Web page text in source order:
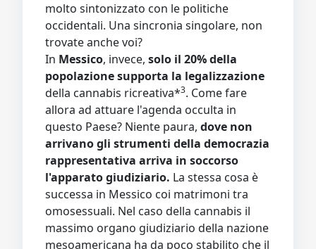
molto sintonizzato con le politiche
occidentali. Una sincronia singolare, non
trovate anche voi?
In Messico, invece, solo il 20% della
popolazione supporta la legalizzazione
della cannabis ricreativa*3. Come fare
allora ad attuare l'agenda occulta in
questo Paese? Niente paura, dove non
arrivano gli strumenti della democrazia
rappresentativa arriva in soccorso
l'apparato giudiziario. La stessa cosa è
successa in Messico coi matrimoni tra
omosessuali. Nel caso della cannabis il
massimo organo giudiziario della nazione
mesoamericana ha da poco stabilito che il